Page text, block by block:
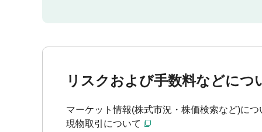
リスクおよび手数料などにつ
マーケット情報(株式市況・株価検索など)につ
現物取引について